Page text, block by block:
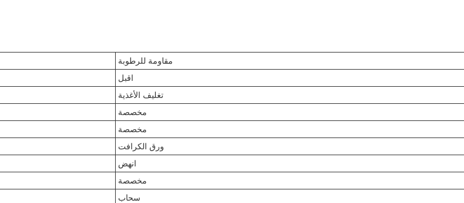
مقاومة للرطوبة
اقبل
تغليف الأغذية
مخصصة
مخصصة
ورق الكرافت
انهض
مخصصة
سحاب